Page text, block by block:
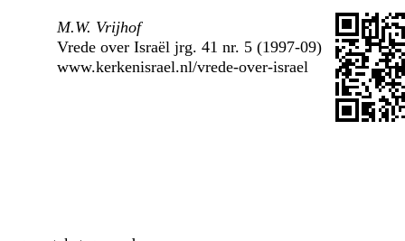
M.W. Vrijhof
Vrede over Israël jrg. 41 nr. 5 (1997-09)
www.kerkenisrael.nl/vrede-over-israel